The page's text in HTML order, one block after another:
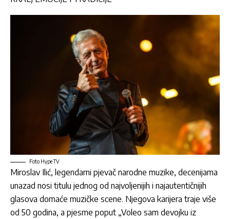
Foto Hype TV
Miroslav Ilić, legendarni pjevač narodne muzike, decenijama
unazad nosi titulu jednog od najvoljenijih i najautentičnijih
glasova domaće muzičke scene. Njegova karijera traje više
od 50 godina, a pjesme poput „Voleo sam devojku iz